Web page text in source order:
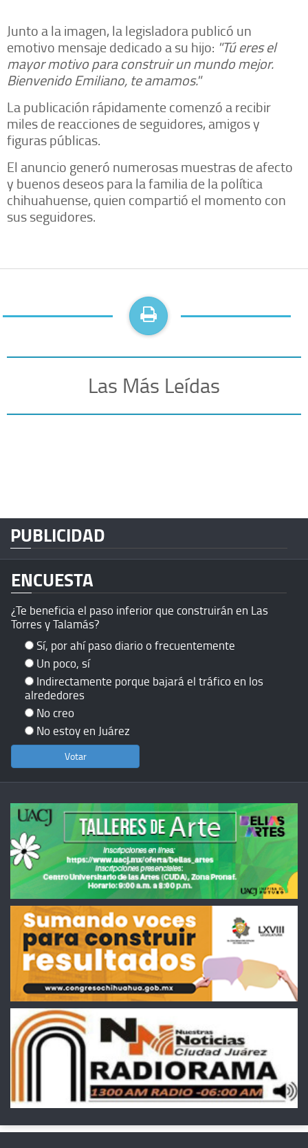
Junto a la imagen, la legisladora publicó un
emotivo mensaje dedicado a su hijo: "Tú eres el
mayor motivo para construir un mundo mejor.
Bienvenido Emiliano, te amamos."
La publicación rápidamente comenzó a recibir
miles de reacciones de seguidores, amigos y
figuras públicas.
El anuncio generó numerosas muestras de afecto
y buenos deseos para la familia de la política
chihuahuense, quien compartió el momento con
sus seguidores.
Las Más Leídas
PUBLICIDAD
ENCUESTA
¿Te beneficia el paso inferior que construirán en Las
Torres y Talamás?
Sí, por ahí paso diario o frecuentemente
Un poco, sí
Indirectamente porque bajará el tráfico en los
alrededores
No creo
No estoy en Juárez